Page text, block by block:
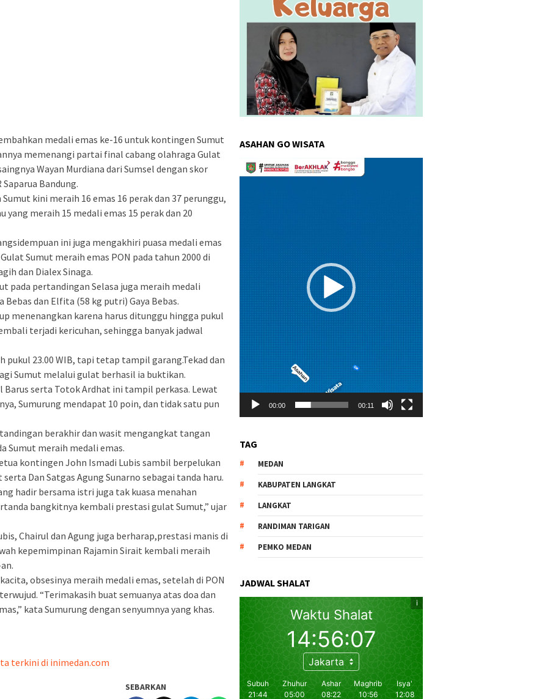
medali emas ke-16 untuk kontingen Sumut
memenangi partai final cabang olahraga Gulat
Wayan Murdiana dari Sumsel dengan skor
Bandung.
kini meraih 16 emas 16 perak dan 37 perunggu,
yang meraih 15 medali emas 15 perak dan 20
ini juga mengakhiri puasa medali emas
Sumut meraih emas PON pada tahun 2000 di
dan Dialex Sinaga.
pada pertandingan Selasa juga meraih medali
Bebas dan Elfita (58 kg putri) Gaya Bebas.
menenangkan karena harus ditunggu hingga pukul
terjadi kericuhan, sehingga banyak jadwal
pukul 23.00 WIB, tapi tetap tampil garang.Tekad dan
Sumut melalui gulat berhasil ia buktikan.
Barus serta Totok Ardhat ini tampil perkasa. Lewat
Sumurung mendapat 10 poin, dan tidak satu pun
berakhir dan wasit mengangkat tangan
Sumut meraih medali emas.
kontingen John Ismadi Lubis sambil berpelukan
Dan Satgas Agung Sunarno sebagai tanda haru.
hadir bersama istri juga tak kuasa menahan
bangkitnya kembali prestasi gulat Sumut,” ujar
Chairul dan Agung juga berharap,prestasi manis di
kepemimpinan Rajamin Sirait kembali meraih
obsesinya meraih medali emas, setelah di PON
“Terimakasih buat semuanya atas doa dan
kata Sumurung dengan senyumnya yang khas.
terkini di inimedan.com
SEBARKAN
ASAHAN GO WISATA
Pemutar
Video
00:00 00:11
TAG
MEDAN
KABUPATEN LANGKAT
LANGKAT
RANDIMAN TARIGAN
PEMKO MEDAN
JADWAL SHALAT